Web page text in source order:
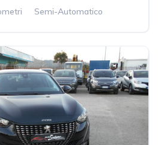
Semi-Automatico